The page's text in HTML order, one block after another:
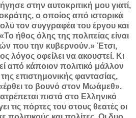
στην αυτοκριτική μου γιατί,
ο οποίος από ιστορικά
τον συγγραφέα του έργου και
ήθος όλης της πολιτείας είναι
που την κυβερνούν.» Έτσι,
λόγος οφείλει να ακουστεί. Κι
από κάποιον πολιτικό μάλλον
επιστημονικής φαντασίας,
το βουνό στον Μωάμεθ».
πιστά στο Ελληνικό
τις πόρτες του στους θεατές οι